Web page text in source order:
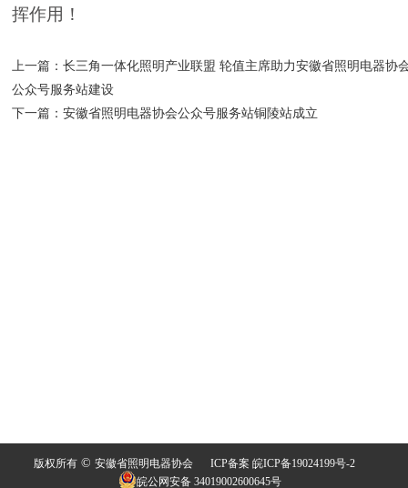
挥作用！
上一篇：长三角一体化照明产业联盟 轮值主席助力安徽省照明电器协
公众号服务站建设
下一篇：安徽省照明电器协会公众号服务站铜陵站成立
版权所有 © 安徽省照明电器协会
ICP备案 皖ICP备19024199号-2
皖公网安备 34019002600645号